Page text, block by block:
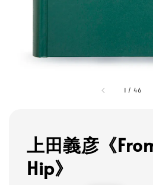
1 / 46
上田義彦《
Hip》